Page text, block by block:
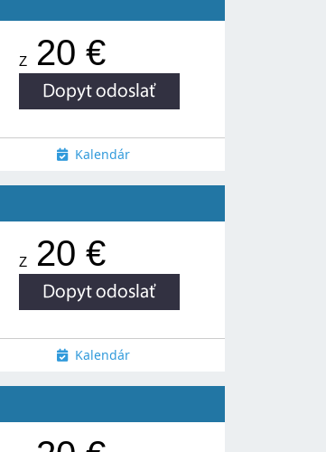
Z 20 €
Kalendár
Z 20 €
Kalendár